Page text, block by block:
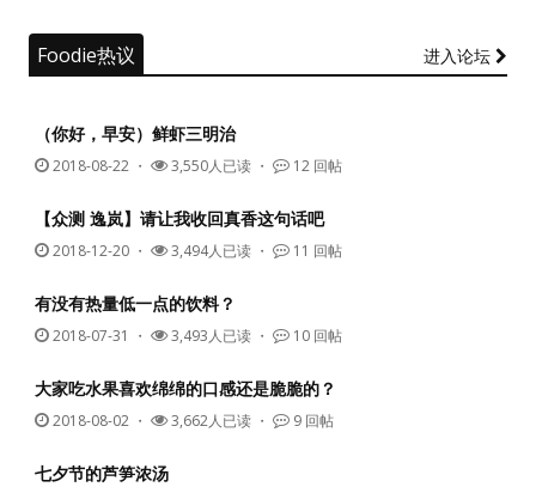
Foodie热议 进入论坛
（你好，早安）鲜虾三明治
2018-08-22 ・ 3,550人已读 ・ 12 回帖
【众测 逸岚】请让我收回真香这句话吧
2018-12-20 ・ 3,494人已读 ・ 11 回帖
有没有热量低一点的饮料？
2018-07-31 ・ 3,493人已读 ・ 10 回帖
大家吃水果喜欢绵绵的口感还是脆脆的？
2018-08-02 ・ 3,662人已读 ・ 9 回帖
七夕节的芦笋浓汤